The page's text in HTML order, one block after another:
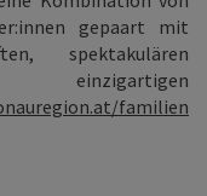
gepaart mit
spektakulären
familien